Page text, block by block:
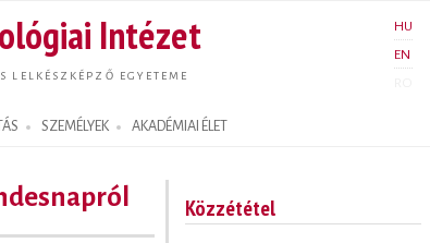
tartalomra
Intézet
EGYETEME
HU
EN
SZEMÉLYEK AKADÉMIAI ÉLET
Közzététel